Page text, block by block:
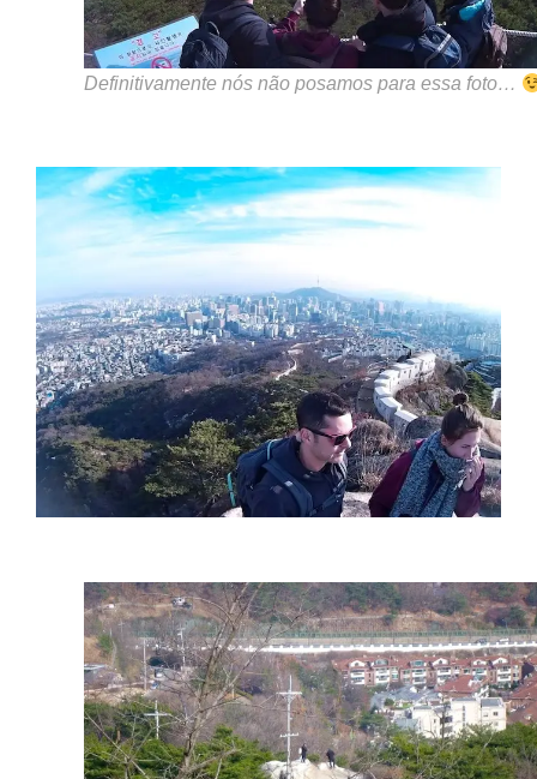
Definitivamente nós não posamos para essa foto…